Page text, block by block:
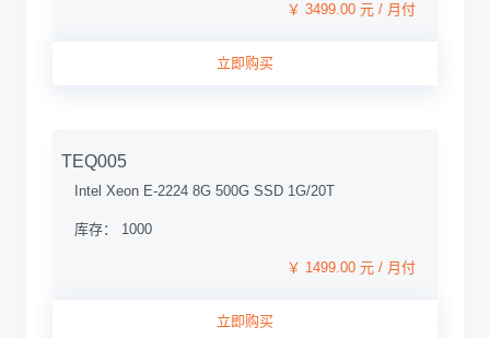
￥ 3499.00 元 / 月付
立即购买
TEQ005
Intel Xeon E-2224 8G 500G SSD 1G/20T
库存： 1000
￥ 1499.00 元 / 月付
立即购买